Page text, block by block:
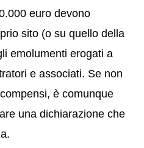
euro devono
sito (o su quello della
emolumenti erogati a
e associati. Se non
è comunque
una dichiarazione che